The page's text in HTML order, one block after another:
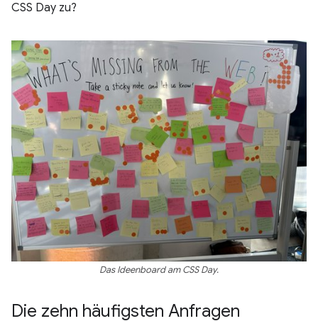
CSS Day zu?
Das Ideenboard am CSS Day.
Die zehn häufigsten Anfragen